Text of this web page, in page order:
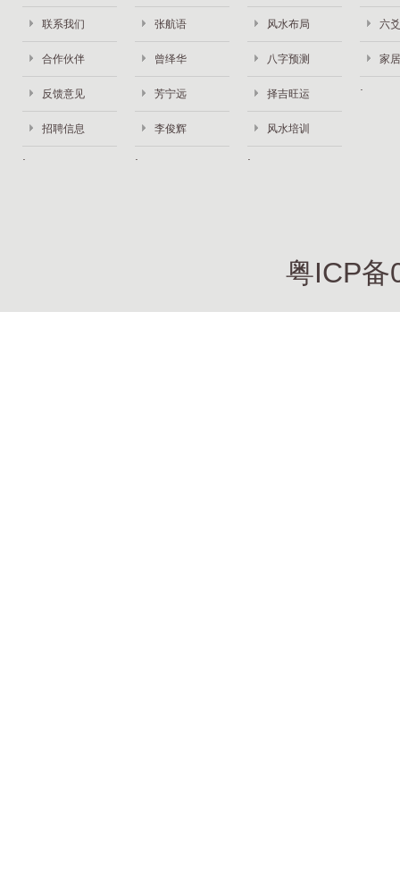
联系我们
合作伙伴
反馈意见
招聘信息
张航语
曾绎华
芳宁远
李俊辉
风水布局
八字预测
择吉旺运
风水培训
六
家
粤ICP备